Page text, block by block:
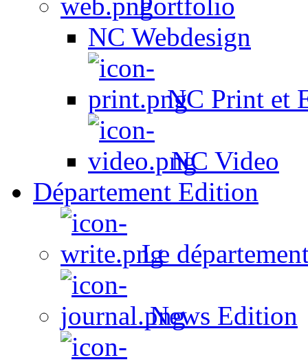
NC Webdesign
NC Print et
NC Video
Département Edition
Le
News Edition